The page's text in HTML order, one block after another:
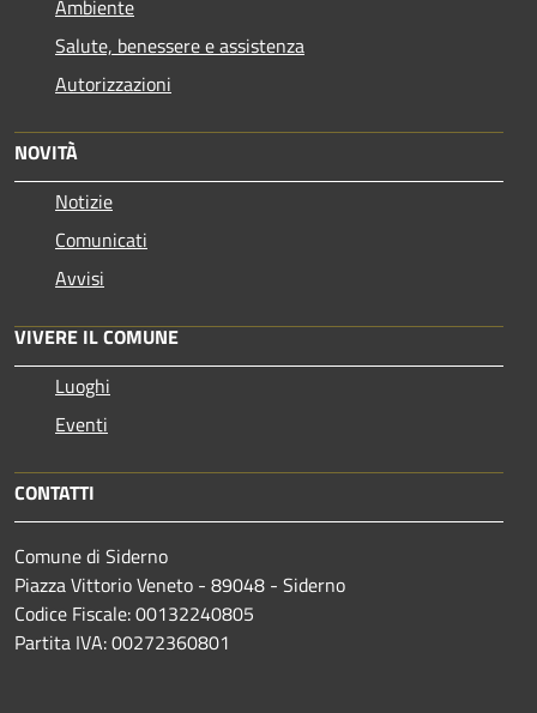
Ambiente
Salute, benessere e assistenza
Autorizzazioni
NOVITÀ
Notizie
Comunicati
Avvisi
VIVERE IL COMUNE
Luoghi
Eventi
CONTATTI
Comune di Siderno
Piazza Vittorio Veneto - 89048 - Siderno
Codice Fiscale: 00132240805
Partita IVA: 00272360801